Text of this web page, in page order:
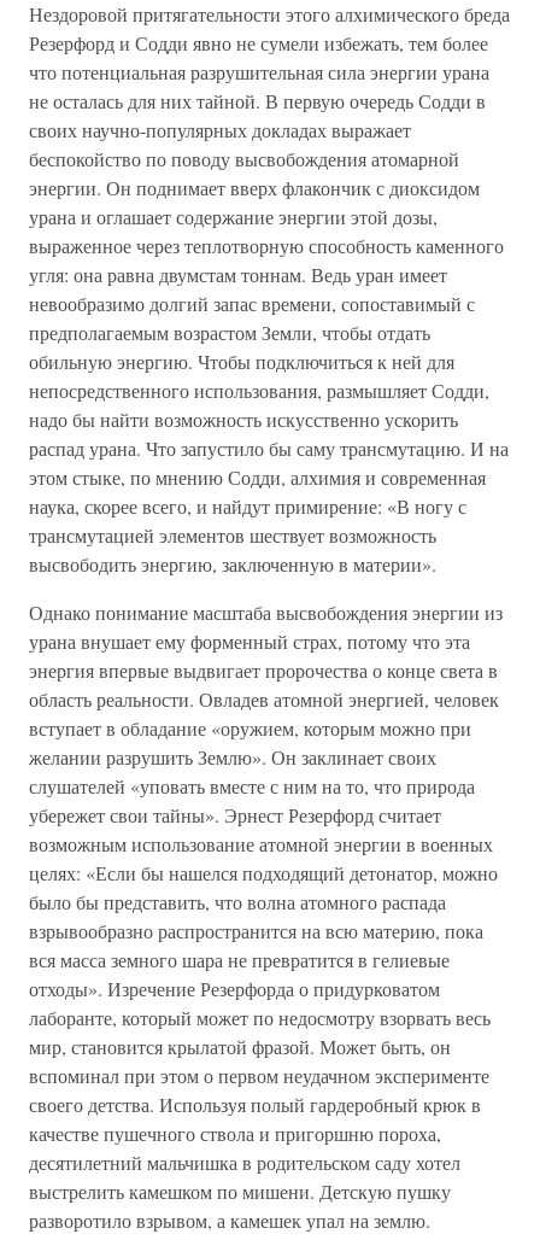
Нездоровой притягательности этого алхимического бреда
Резерфорд и Содди явно не сумели избежать, тем более
что потенциальная разрушительная сила энергии урана
не осталась для них тайной. В первую очередь Содди в
своих научно-популярных докладах выражает
беспокойство по поводу высвобождения атомарной
энергии. Он поднимает вверх флакончик с диоксидом
урана и оглашает содержание энергии этой дозы,
выраженное через теплотворную способность каменного
угля: она равна двумстам тоннам. Ведь уран имеет
невообразимо долгий запас времени, сопоставимый с
предполагаемым возрастом Земли, чтобы отдать
обильную энергию. Чтобы подключиться к ней для
непосредственного использования, размышляет Содди,
надо бы найти возможность искусственно ускорить
распад урана. Что запустило бы саму трансмутацию. И на
этом стыке, по мнению Содди, алхимия и современная
наука, скорее всего, и найдут примирение: «В ногу с
трансмутацией элементов шествует возможность
высвободить энергию, заключенную в материи».
Однако понимание масштаба высвобождения энергии из
урана внушает ему форменный страх, потому что эта
энергия впервые выдвигает пророчества о конце света в
область реальности. Овладев атомной энергией, человек
вступает в обладание «оружием, которым можно при
желании разрушить Землю». Он заклинает своих
слушателей «уповать вместе с ним на то, что природа
убережет свои тайны». Эрнест Резерфорд считает
возможным использование атомной энергии в военных
целях: «Если бы нашелся подходящий детонатор, можно
было бы представить, что волна атомного распада
взрывообразно распространится на всю материю, пока
вся масса земного шара не превратится в гелиевые
отходы». Изречение Резерфорда о придурковатом
лаборанте, который может по недосмотру взорвать весь
мир, становится крылатой фразой. Может быть, он
вспоминал при этом о первом неудачном эксперименте
своего детства. Используя полый гардеробный крюк в
качестве пушечного ствола и пригоршню пороха,
десятилетний мальчишка в родительском саду хотел
выстрелить камешком по мишени. Детскую пушку
разворотило взрывом, а камешек упал на землю.